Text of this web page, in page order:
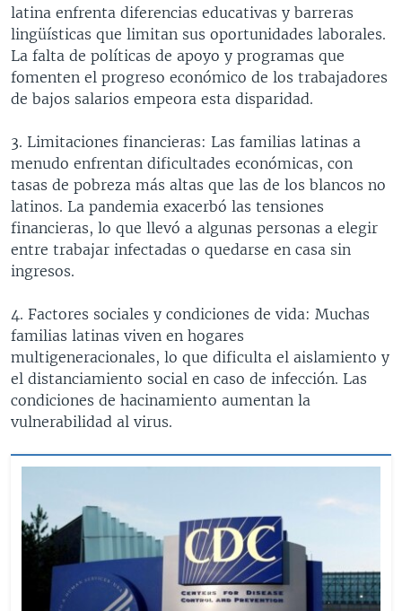
latina enfrenta diferencias educativas y barreras
lingüísticas que limitan sus oportunidades laborales.
La falta de políticas de apoyo y programas que
fomenten el progreso económico de los trabajadores
de bajos salarios empeora esta disparidad.
3. Limitaciones financieras: Las familias latinas a
menudo enfrentan dificultades económicas, con
tasas de pobreza más altas que las de los blancos no
latinos. La pandemia exacerbó las tensiones
financieras, lo que llevó a algunas personas a elegir
entre trabajar infectadas o quedarse en casa sin
ingresos.
4. Factores sociales y condiciones de vida: Muchas
familias latinas viven en hogares
multigeneracionales, lo que dificulta el aislamiento y
el distanciamiento social en caso de infección. Las
condiciones de hacinamiento aumentan la
vulnerabilidad al virus.